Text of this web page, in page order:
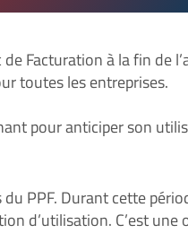
Facturation à la fin de
toutes les entreprises.
pour anticiper son
PPF. Durant cette
d’utilisation. C’est